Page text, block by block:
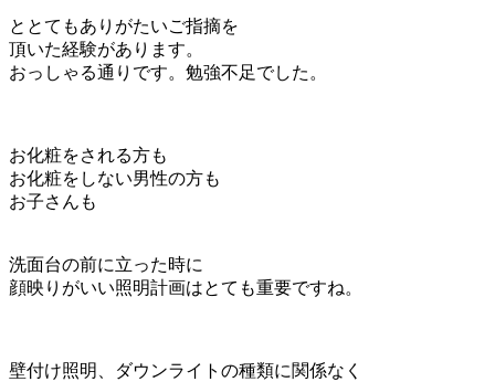
ととてもありがたいご指摘を
頂いた経験があります。
おっしゃる通りです。勉強不足でした。
お化粧をされる方も
お化粧をしない男性の方も
お子さんも
洗面台の前に立った時に
顔映りがいい照明計画はとても重要ですね。
壁付け照明、ダウンライトの種類に関係なく